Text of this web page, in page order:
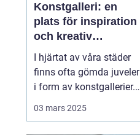
Konstgalleri: en
plats för inspiration
och kreativ
upplevelse
I hjärtat av våra städer
finns ofta gömda juveler
i form av konstgallerier.
03 mars 2025